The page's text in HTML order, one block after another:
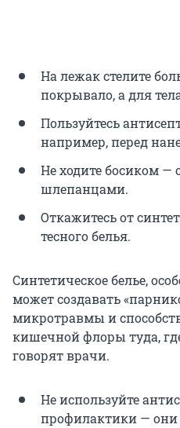
На лежак стелите
покрывало, а для
Пользуйтесь
например, перед
Не ходите босиком
шлепанцами.
Откажитесь от
тесного белья.
Синтетическое белье,
может создавать
микротравмы и
кишечной флоры туда,
говорят врачи.
Не используйте
профилактики — они